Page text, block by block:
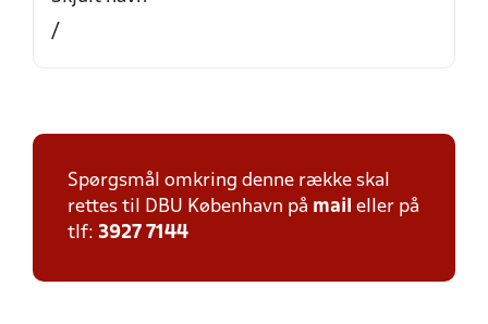
/
Spørgsmål omkring denne række skal
rettes til DBU København på mail eller på
tlf: 3927 7144